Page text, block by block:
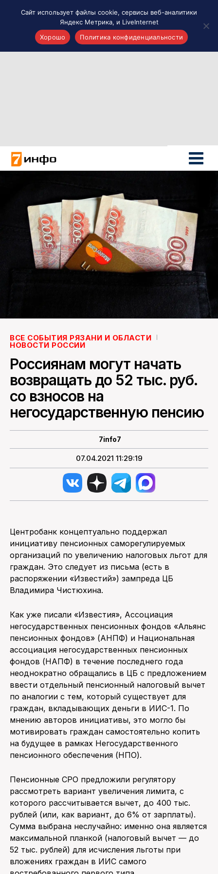
Новости России
Политика
Новости мира
Все материалы 7инфо
ПОИСК ПО САЙТУ
ВСЕ СОБЫТИЯ РЯЗАНИ И ОБЛАСТИ
НОВОСТИ РОССИИ
Россиянам могут начать
возвращать до 52 тыс. руб.
со взносов на
негосударственную пенсию
7info7
07.04.2021 11:29:19
Центробанк концептуально поддержал
инициативу пенсионных саморегулируемых
организаций по увеличению налоговых льгот для
граждан. Это следует из письма (есть в
распоряжении «Известий») зампреда ЦБ
Владимира Чистюхина.
Как уже писали «Известия», Ассоциация
негосударственных пенсионных фондов «Альянс
пенсионных фондов» (АНПФ) и Национальная
ассоциация негосударственных пенсионных
фондов (НАПФ) в течение последнего года
неоднократно обращались в ЦБ с предложением
ввести отдельный пенсионный налоговый вычет
по аналогии с тем, который существует для
граждан, вкладывающих деньги в ИИС-1. По
мнению авторов инициативы, это могло бы
мотивировать граждан самостоятельно копить
на будущее в рамках Негосударственного
пенсионного обеспечения (НПО).
Пенсионные СРО предложили регулятору
рассмотреть вариант увеличения лимита, с
которого рассчитывается вычет, до 400 тыс.
рублей (или, как вариант, до 6% от зарплаты).
Сумма выбрана неслучайно: именно она является
максимальной планкой (налоговый вычет — до
52 тыс. рублей) для исчисления льготы при
вложениях граждан в ИИС самого
Сайт использует файлы cookie, сервисы веб-аналитики
Яндекс Метрика, и LiveInternet
Хорошо
Политика конфиденциальности